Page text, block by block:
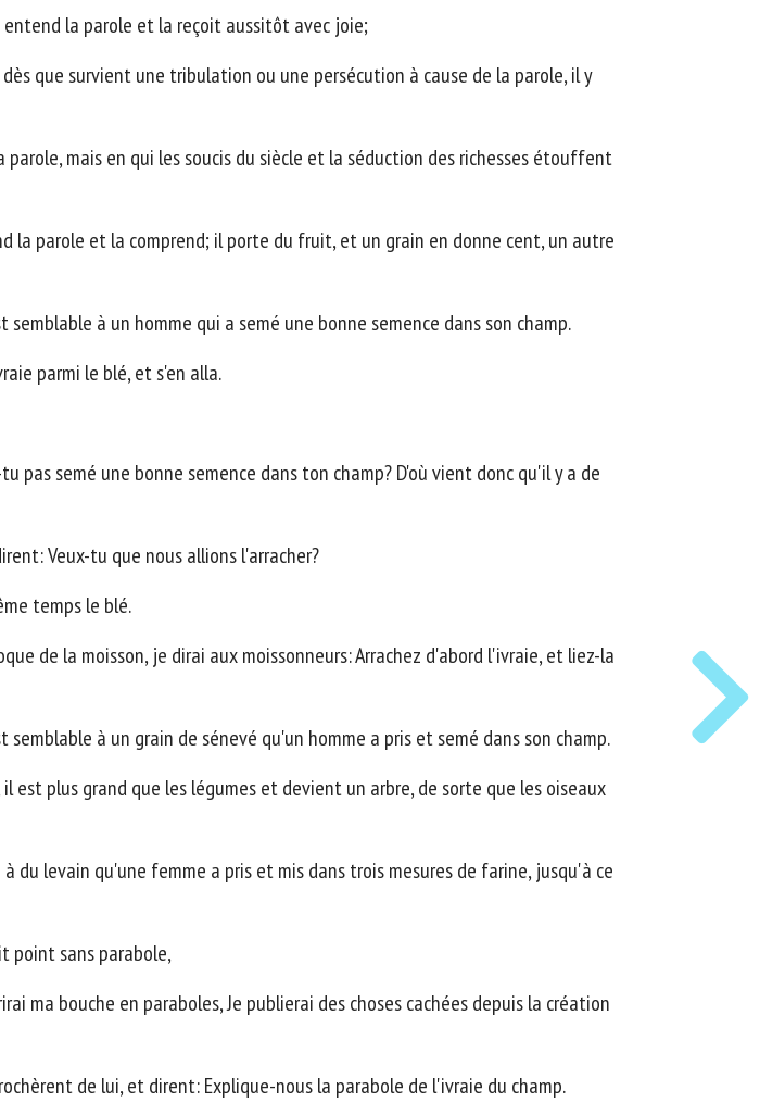
entend la parole et la reçoit aussitôt avec joie;
que survient une tribulation ou une persécution à cause de la parole, il y
mais en qui les soucis du siècle et la séduction des richesses étouffent
la parole et la comprend; il porte du fruit, et un grain en donne cent, un autre
à un homme qui a semé une bonne semence dans son champ.
parmi le blé, et s'en alla.
pas semé une bonne semence dans ton champ? D'où vient donc qu'il y a de
Veux-tu que nous allions l'arracher?
temps le blé.
de la moisson, je dirai aux moissonneurs: Arrachez d'abord l'ivraie, et liez-la
à un grain de sénevé qu'un homme a pris et semé dans son champ.
est plus grand que les légumes et devient un arbre, de sorte que les oiseaux
levain qu'une femme a pris et mis dans trois mesures de farine, jusqu'à ce
point sans parabole,
ma bouche en paraboles, Je publierai des choses cachées depuis la création
de lui, et dirent: Explique-nous la parabole de l'ivraie du champ.